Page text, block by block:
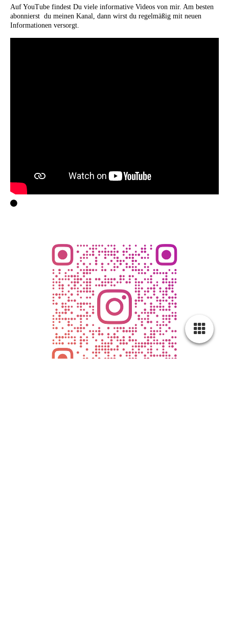
Auf YouTube findest Du viele informative Videos von mir. Am besten
abonnierst du meinen Kanal, dann wirst du regelmäßig mit neuen
Informationen versorgt.